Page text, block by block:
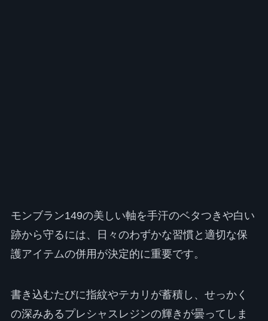
モンブラン149の美しい軸を手汗のベタつきや白い
跡から守るには、日々のわずかな習慣と適切な保
護アイテムの併用が決定的に重要です。
書き込むたびに指紋やテカリが蓄積し、せっかく
の深みあるプレシャスレジンの輝きが曇ってしま